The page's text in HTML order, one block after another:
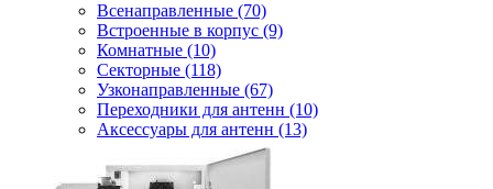
Всенаправленные (70)
Встроенные в корпус (9)
Комнатные (10)
Секторные (118)
Узконаправленные (67)
Переходники для антенн (10)
Аксессуары для антенн (13)